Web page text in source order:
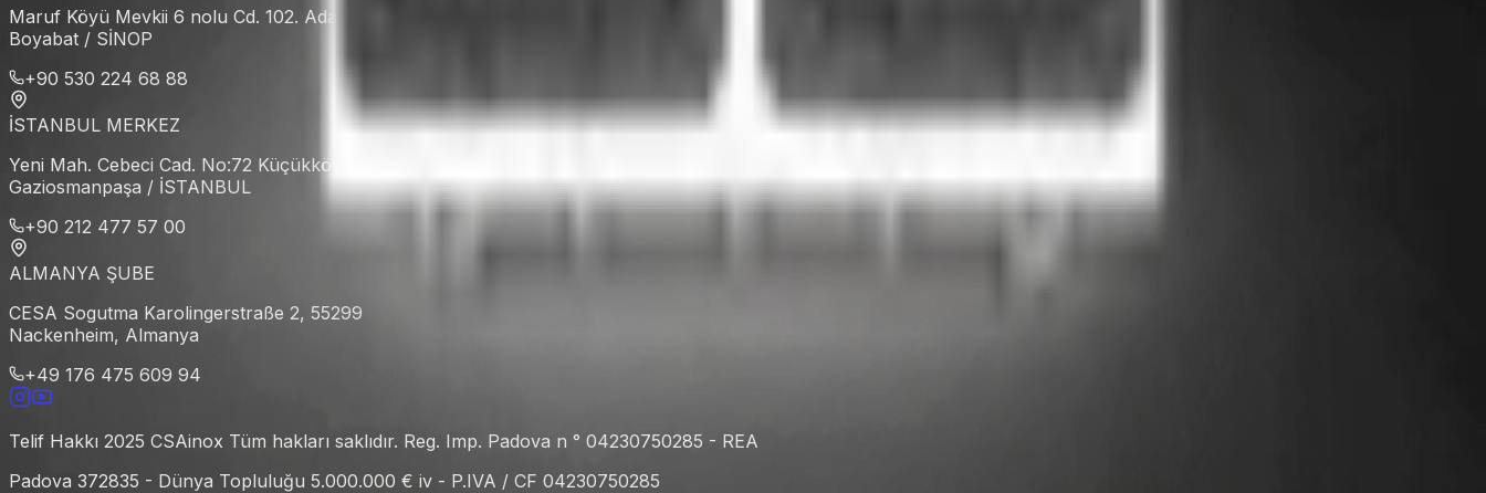
Maruf Köyü Mevkii 6 nolu Cd. 102. Ada No:6 İçkapı No:1 OSB
Boyabat / SİNOP
+90 530 224 68 88
İSTANBUL MERKEZ
Yeni Mah. Cebeci Cad. No:72 Küçükköy
Gaziosmanpaşa / İSTANBUL
+90 212 477 57 00
ALMANYA ŞUBE
CESA Sogutma Karolingerstraße 2, 55299
Nackenheim, Almanya
+49 176 475 609 94
Telif Hakkı 2025 CSAinox Tüm hakları saklıdır. Reg. Imp. Padova n ° 04230750285 - REA
Padova 372835 - Dünya Topluluğu 5.000.000 € iv - P.IVA / CF 04230750285